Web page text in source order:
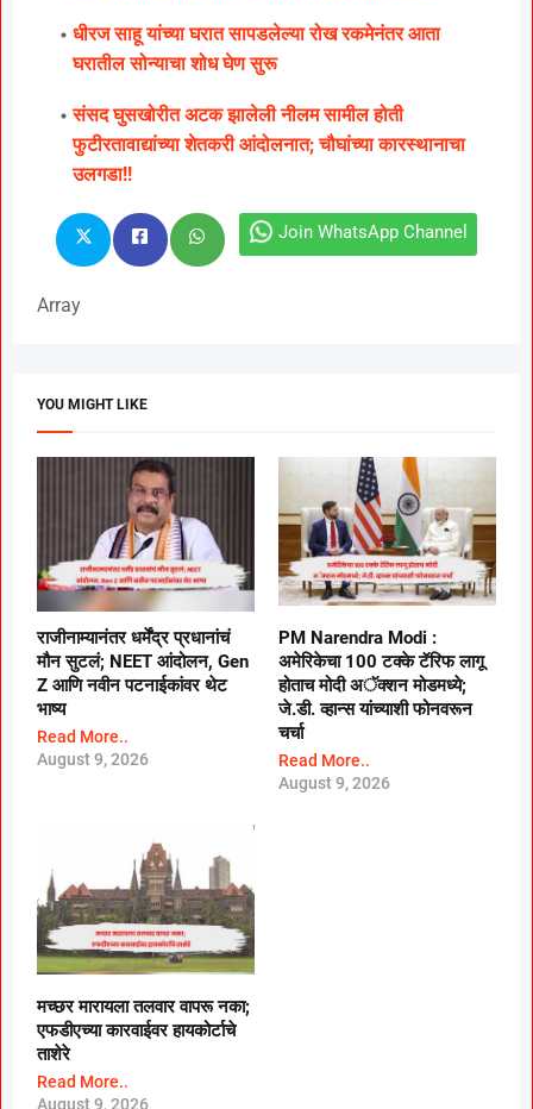
धीरज साहू यांच्या घरात सापडलेल्या रोख रकमेनंतर आता
घरातील सोन्याचा शोध घेण सुरू
संसद घुसखोरीत अटक झालेली नीलम सामील होती
फुटीरतावाद्यांच्या शेतकरी आंदोलनात; चौघांच्या कारस्थानाचा
उलगडा!!
Join WhatsApp Channel
Array
YOU MIGHT LIKE
राजीनाम्यानंतर धर्मेंद्र प्रधानांचं
मौन सुटलं; NEET आंदोलन, Gen
Z आणि नवीन पटनाईकांवर थेट
भाष्य
Read More..
August 9, 2026
PM Narendra Modi :
अमेरिकेचा 100 टक्के टॅरिफ लागू
होताच मोदी अॅक्शन मोडमध्ये;
जे.डी. व्हान्स यांच्याशी फोनवरून
चर्चा
Read More..
August 9, 2026
मच्छर मारायला तलवार वापरू नका;
एफडीएच्या कारवाईवर हायकोर्टाचे
ताशेरे
Read More..
August 9, 2026